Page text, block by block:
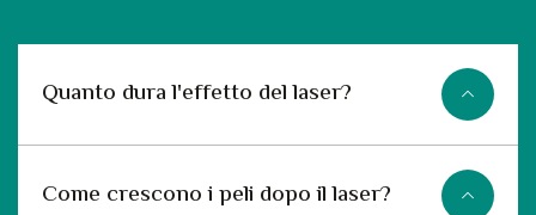
Quanto dura l'effetto del laser?
Come crescono i peli dopo il laser?